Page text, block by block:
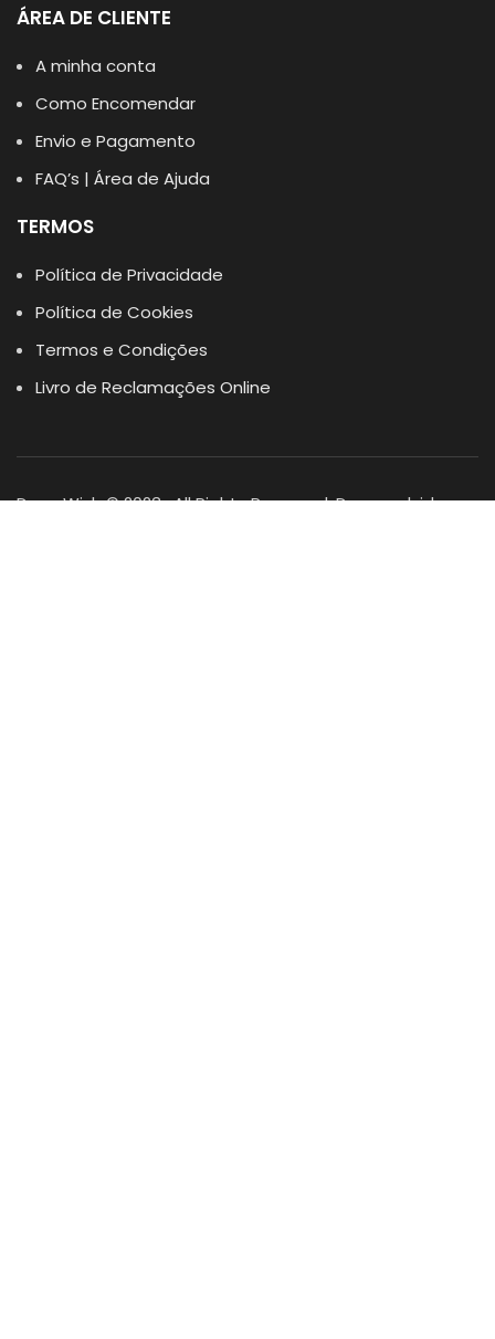
ÁREA DE CLIENTE
A minha conta
Como Encomendar
Envio e Pagamento
FAQ’s | Área de Ajuda
TERMOS
Política de Privacidade
Política de Cookies
Termos e Condições
Livro de Reclamações Online
Dogs Wish © 2023 . All Rights Reserved. Desenvolvido por